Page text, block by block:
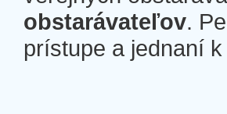
obstarávateľov.
prístupe a jednaní